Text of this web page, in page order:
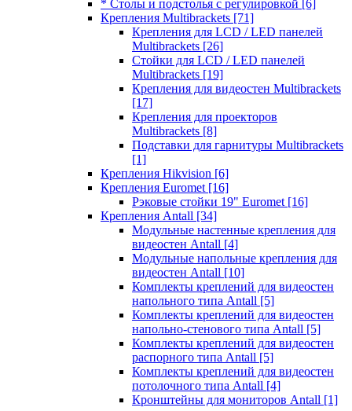
* Столы и подстолья с регулировкой [6]
Крепления Multibrackets [71]
Крепления для LCD / LED панелей
Multibrackets [26]
Стойки для LCD / LED панелей
Multibrackets [19]
Крепления для видеостен Multibrackets
[17]
Крепления для проекторов
Multibrackets [8]
Подставки для гарнитуры Multibrackets
[1]
Крепления Hikvision [6]
Крепления Euromet [16]
Рэковые стойки 19" Euromet [16]
Крепления Antall [34]
Модульные настенные крепления для
видеостен Antall [4]
Модульные напольные крепления для
видеостен Antall [10]
Комплекты креплений для видеостен
напольного типа Antall [5]
Комплекты креплений для видеостен
напольно-стенового типа Antall [5]
Комплекты креплений для видеостен
распорного типа Antall [5]
Комплекты креплений для видеостен
потолочного типа Antall [4]
Кронштейны для мониторов Antall [1]